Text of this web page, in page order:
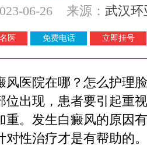
06-26 来源： 武汉环
医 免费电话 立即挂号
医院在哪？怎么护理脸
位出现，患者要引起重
重。发生白癜风的原因
对性治疗才是有帮助的